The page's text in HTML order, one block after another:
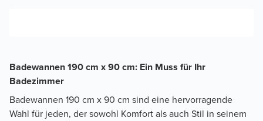
Badewannen 190 cm x 90 cm: Ein Muss für Ihr
Badezimmer
Badewannen 190 cm x 90 cm sind eine hervorragende
Wahl für jeden, der sowohl Komfort als auch Stil in seinem